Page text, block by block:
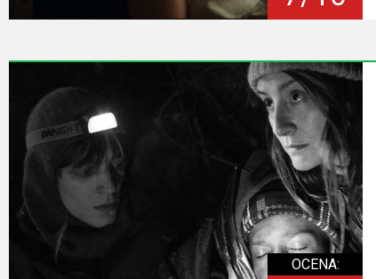
polskie
Komedie
Korea
Południowa
Filmy
oparte
na
faktach
OCENA: